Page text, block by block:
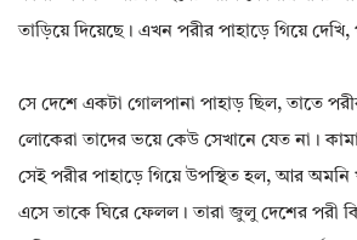
তাড়িয়ে দিয়েছে। এখন পরীর পাহাড়ে গিয়ে
সে দেশে একটা গোলপানা পাহাড় ছিল, তাতে
লোকেরা তাদের ভয়ে কেউ সেখানে যেত না।
সেই পরীর পাহাড়ে গিয়ে উপস্থিত হল, আর
এসে তাকে ঘিরে ফেলল। তারা জুলু দেশের পরী